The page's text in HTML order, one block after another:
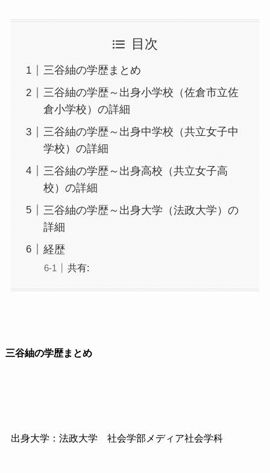
目次
三谷紬の学歴まとめ
三谷紬の学歴～出身小学校（佐倉市立佐
倉小学校）の詳細
三谷紬の学歴～出身中学校（共立女子中
学校）の詳細
三谷紬の学歴～出身高校（共立女子高
校）の詳細
三谷紬の学歴～出身大学（法政大学）の
詳細
経歴
共有:
三谷紬の学歴まとめ
出身大学：法政大学 社会学部メディア社会学科